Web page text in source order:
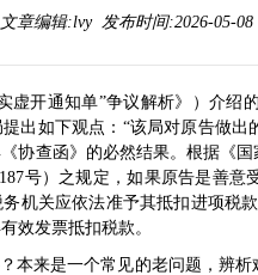
章编辑:lvy 发布时间:2026-05-
虚开通知单”争议解析》）介绍
出如下观点：“该局对原告做
协查函》的必然结果。根据《
号）之规定，如果原告是善意
机关应依法准予其抵扣进项
效发票抵扣税款。
来是一个常见的老问题，辨析